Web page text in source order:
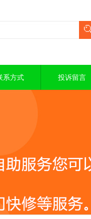
系方式 投诉留言